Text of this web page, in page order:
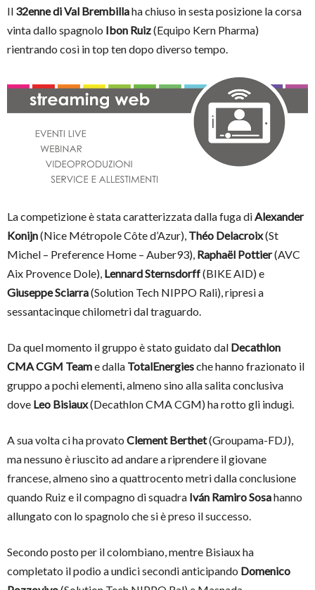
Il 32enne di Val Brembillaha chiuso in sesta posizione la corsa
vinta dallo spagnolo Ibon Ruiz(Equipo Kern Pharma)
rientrando così in top ten dopo diverso tempo.
La competizione è stata caratterizzata dalla fuga diAlexander
Konijn(Nice Métropole Côte d’Azur), Théo Delacroix(St
Michel – Preference Home – Auber93), Raphaël Pottier(AVC
Aix Provence Dole), Lennard Sternsdorff(BIKE AID) e
Giuseppe Sciarra(Solution Tech NIPPO Rali), ripresi a
sessantacinque chilometri dal traguardo.
Da quel momento il gruppo è stato guidato dal Decathlon
CMA CGM Teame dalla TotalEnergiesche hanno frazionato il
gruppo a pochi elementi, almeno sino alla salita conclusiva
dove Leo Bisiaux(Decathlon CMA CGM) ha rotto gli indugi.
A sua volta ci ha provato Clement Berthet(Groupama-FDJ),
ma nessuno è riuscito ad andare a riprendere il giovane
francese, almeno sino a quattrocento metri dalla conclusione
quando Ruiz e il compagno di squadra Iván Ramiro Sosahanno
allungato con lo spagnolo che si è preso il successo.
Secondo posto per il colombiano, mentre Bisiaux ha
completato il podio a undici secondi anticipando Domenico